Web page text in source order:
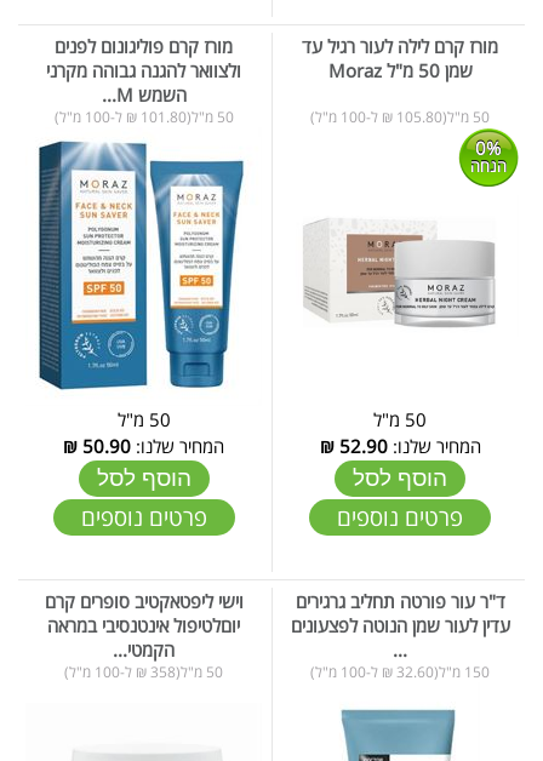
מורז קרם לילה לעור רגיל עד
שמן 50 מ"ל Moraz
50 מ"ל(105.80 ₪ ל-100 מ"ל)
0%
הנחה
50 מ"ל
המחיר שלנו:52.90
₪
הוסף לסל
פרטים נוספים
מורז קרם פוליגונום לפנים
ולצוואר להגנה גבוהה מקרני
השמש M...
50 מ"ל(101.80 ₪ ל-100 מ"ל)
50 מ"ל
המחיר שלנו: 50.90
₪
הוסף לסל
פרטים נוספים
ד"ר עור פורטה תחליב גרגירים
עדין לעור שמן הנוטה לפצעונים
...
150 מ"ל(32.60 ₪ ל-100 מ"ל)
וישי ליפטאקטיב סופרים קרם
יוםלטיפול אינטנסיבי במראה
הקמטי...
50 מ"ל(358 ₪ ל-100 מ"ל)